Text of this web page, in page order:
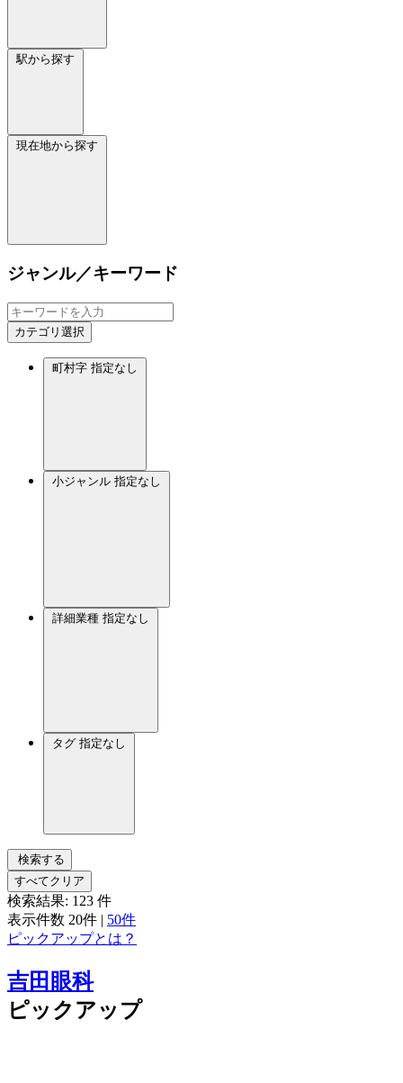
駅から探す
現在地から探す
ジャンル／キーワード
カテゴリ選択
町村字 指定なし
小ジャンル 指定なし
詳細業種 指定なし
タグ 指定なし
検索する
すべてクリア
検索結果: 123 件
表示件数 20件 | 50件
ピックアップとは？
吉田眼科
ピックアップ